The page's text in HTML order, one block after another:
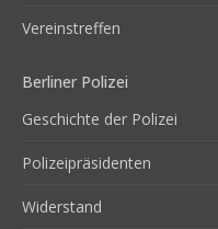
Vereinstreffen
Berliner Polizei
Geschichte der Polizei
Polizeipräsidenten
Widerstand